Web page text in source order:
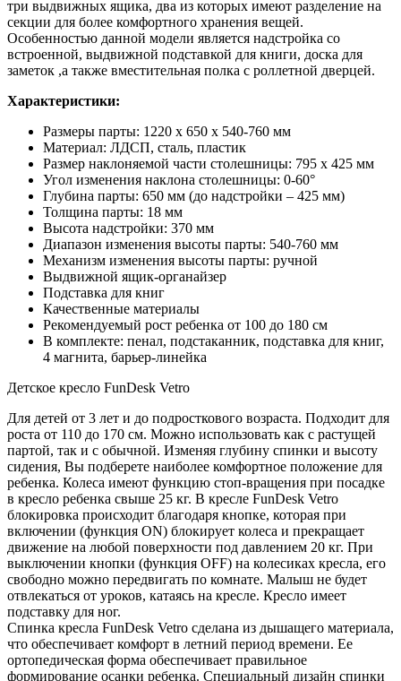
три выдвижных ящика, два из которых имеют разделение на
секции для более комфортного хранения вещей.
Особенностью данной модели является надстройка со
встроенной, выдвижной подставкой для книги, доска для
заметок ,а также вместительная полка с роллетной дверцей.
Характеристики:
Размеры парты: 1220 x 650 x 540-760 мм
Материал: ЛДСП, сталь, пластик
Размер наклоняемой части столешницы: 795 х 425 мм
Угол изменения наклона столешницы: 0-60°
Глубина парты: 650 мм (до надстройки – 425 мм)
Толщина парты: 18 мм
Высота надстройки: 370 мм
Диапазон изменения высоты парты: 540-760 мм
Механизм изменения высоты парты: ручной
Выдвижной ящик-органайзер
Подставка для книг
Качественные материалы
Рекомендуемый рост ребенка от 100 до 180 см
В комплекте: пенал, подстаканник, подставка для книг,
4 магнита, барьер-линейка
Детское кресло FunDesk Vetro
Для детей от 3 лет и до подросткового возраста. Подходит для
роста от 110 до 170 см. Можно использовать как с растущей
партой, так и с обычной. Изменяя глубину спинки и высоту
сидения, Вы подберете наиболее комфортное положение для
ребенка. Колеса имеют функцию стоп-вращения при посадке
в кресло ребенка свыше 25 кг. В кресле FunDesk Vetro
блокировка происходит благодаря кнопке, которая при
включении (функция ON) блокирует колеса и прекращает
движение на любой поверхности под давлением 20 кг. При
выключении кнопки (функция OFF) на колесиках кресла, его
свободно можно передвигать по комнате. Малыш не будет
отвлекаться от уроков, катаясь на кресле. Кресло имеет
подставку для ног.
Спинка кресла FunDesk Vetro сделана из дышащего материала,
что обеспечивает комфорт в летний период времени. Ее
ортопедическая форма обеспечивает правильное
формирование осанки ребенка. Специальный дизайн спинки